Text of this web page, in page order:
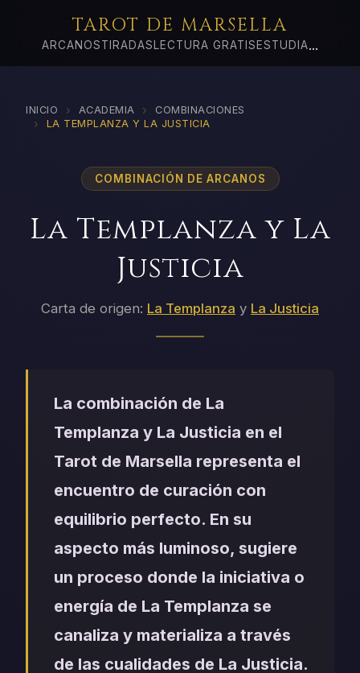
TAROT DE MARSELLA
ARCANOSTIRADAS LECTURA GRATIS ESTUDIA...
INICIO › ACADEMIA › COMBINACIONES
› LA TEMPLANZA Y LA JUSTICIA
COMBINACIÓN DE ARCANOS
La Templanza y La
Justicia
Carta de origen: La Templanza y La Justicia
La combinación de La
Templanza y La Justicia en el
Tarot de Marsella representa el
encuentro de curación con
equilibrio perfecto. En su
aspecto más luminoso, sugiere
un proceso donde la iniciativa o
energía de La Templanza se
canaliza y materializa a través
de las cualidades de La Justicia.